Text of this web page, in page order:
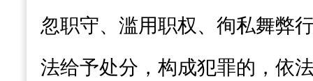
忽职守、滥用职权、徇私舞弊
法给予处分，构成犯罪的，依